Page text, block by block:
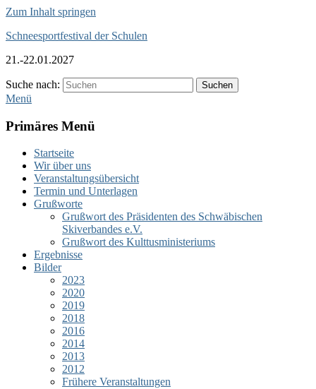
Zum Inhalt springen
Schneesportfestival der Schulen
21.-22.01.2027
Suche nach: Suchen
Menü
Primäres Menü
Startseite
Wir über uns
Veranstaltungsübersicht
Termin und Unterlagen
Grußworte
Grußwort des Präsidenten des Schwäbischen
Skiverbandes e.V.
Grußwort des Kulttusministeriums
Ergebnisse
Bilder
2023
2020
2019
2018
2016
2014
2013
2012
Frühere Veranstaltungen